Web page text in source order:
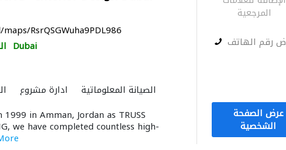
RsrQSGWuha9PDL986
Dubai
ادارة مشروع الصيانة المعلوماتية
مقاولون تسليم مفتاح
مقاولون الموبيليا والنجارة الإنارة
النمذجة
in Amman, Jordan as TRUSS
we have completed countless high-
المرجعية
رقم الهاتف
عرض الصفحة
الشخصية